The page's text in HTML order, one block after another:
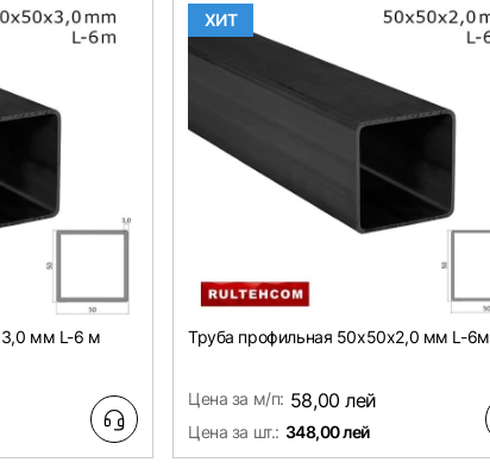
мм L-6 м
ХИТ
Труба профильная 50х50x2,0 мм L-6м
Цена за м/п: 58,00 лей
Цена за шт.: 348,00 лей